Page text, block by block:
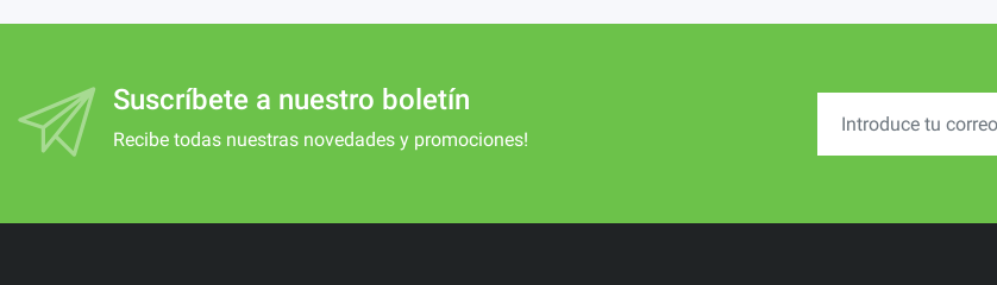
Suscríbete a nuestro boletín
Recibe todas nuestras novedades y promociones!